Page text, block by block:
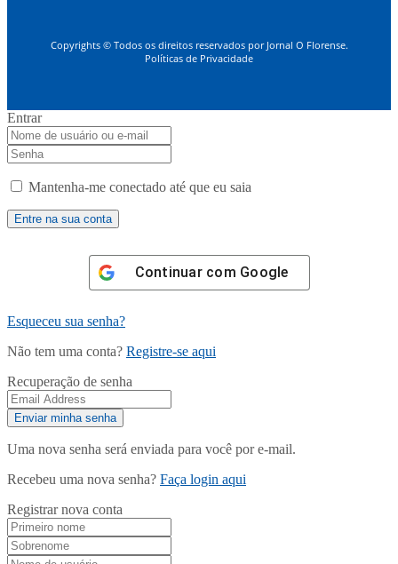
Copyrights © Todos os direitos reservados por Jornal O Florense.
Políticas de Privacidade
Entrar
Mantenha-me conectado até que eu saia
Continuar com Google
Esqueceu sua senha?
Não tem uma conta? Registre-se aqui
Recuperação de senha
Uma nova senha será enviada para você por e-mail.
Recebeu uma nova senha? Faça login aqui
Registrar nova conta